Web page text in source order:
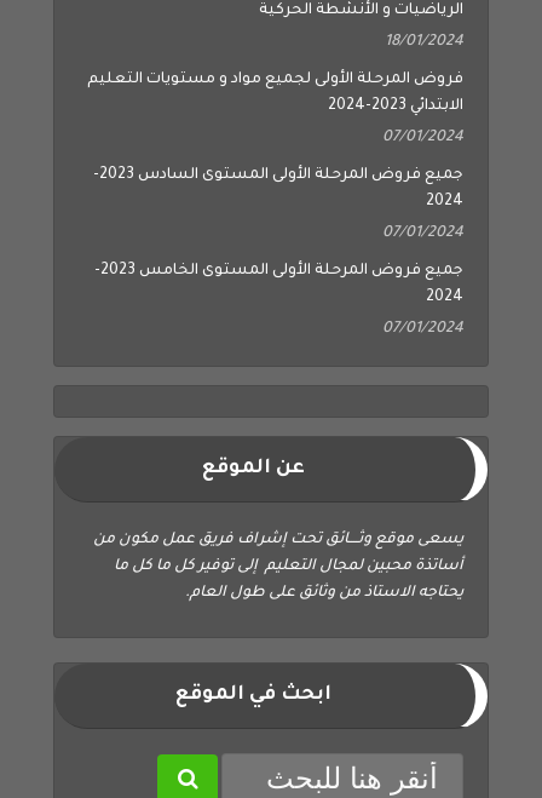
الرياضيات و الأنشطة الحركية
18/01/2024
فروض المرحلة الأولى لجميع مواد و مستويات التعليم
الابتدائي 2023-2024
07/01/2024
جميع فروض المرحلة الأولى المستوى السادس 2023-
2024
07/01/2024
جميع فروض المرحلة الأولى المستوى الخامس 2023-
2024
07/01/2024
عن الموقع
يسعى موقع وثــــائق تحت إشراف فريق عمل مكون من
أساتذة محبين لمجال التعليم إلى توفير كل ما كل ما
يحتاجه الاستاذ من وثائق على طول العام.
ابحث في الموقع